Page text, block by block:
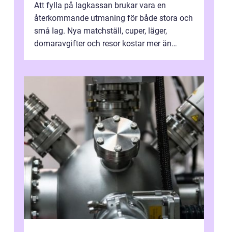
Att fylla på lagkassan brukar vara en
återkommande utmaning för både stora och
små lag. Nya matchställ, cuper, läger,
domaravgifter och resor kostar mer än